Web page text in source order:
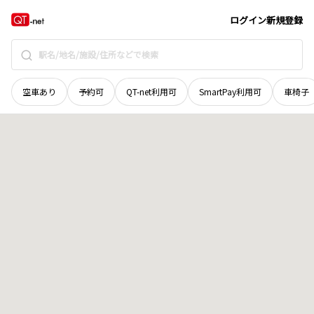
ログイン新規登録
空車あり 予約可 QT-net利用可 SmartPay利用可 車椅子
北海道